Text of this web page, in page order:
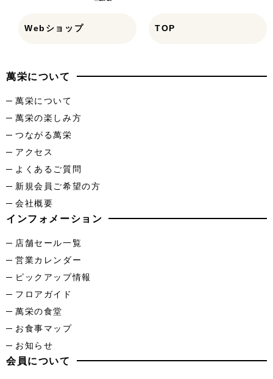
Webショップ TOP
萬栄について
萬栄について
萬栄の楽しみ方
つながる萬栄
アクセス
よくあるご質問
新規会員ご希望の方
会社概要
インフォメーション
店舗セール一覧
営業カレンダー
ピックアップ情報
フロアガイド
萬栄の食堂
お食事マップ
お知らせ
会員について